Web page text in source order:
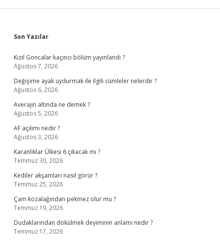
Sidebar
Son Yazılar
Kızıl Goncalar kaçıncı bölüm yayınlandı ?
Ağustos 7, 2026
Değişime ayak uydurmak ile ilgili cümleler nelerdir ?
Ağustos 6, 2026
Averajın altında ne demek ?
Ağustos 5, 2026
AF açılımı nedir ?
Ağustos 3, 2026
Karanlıklar Ülkesi 6 çıkacak mı ?
Temmuz 30, 2026
Kediler akşamları nasıl görür ?
Temmuz 25, 2026
Çam kozalağından pekmez olur mu ?
Temmuz 19, 2026
Dudaklarından dökülmek deyiminin anlamı nedir ?
Temmuz 17, 2026